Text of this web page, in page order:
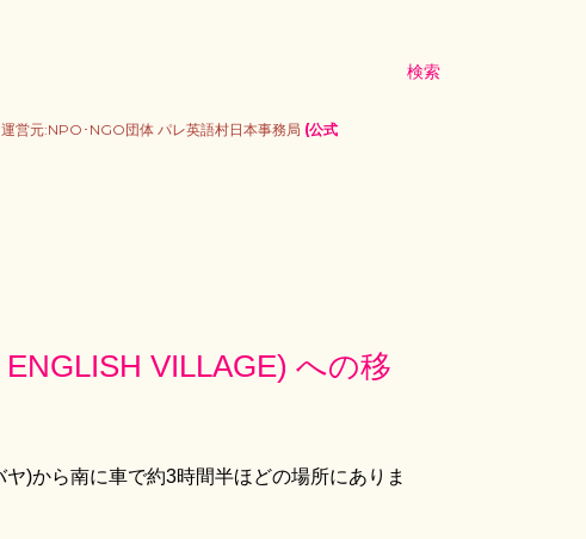
検索
営元:NPO･NGO団体 パレ英語村日本事務局 (公式
VILLAGE) への移
)から南に車で約3時間半ほどの場所にありま